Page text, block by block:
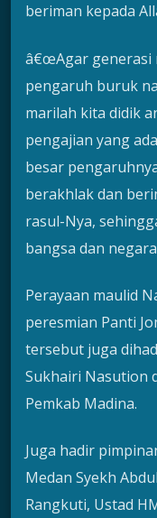
beriman kepada
â€œAgar generasi
pengaruh buruk
marilah kita didik
pengajian yang
besar
berakhlak dan
rasul-Nya,
bangsa dan
Perayaan maulid
peresmian Panti
tersebut juga
Sukhairi Nasution
Pemkab Madina.
Juga hadir
Medan Syekh
Rangkuti, Ustad